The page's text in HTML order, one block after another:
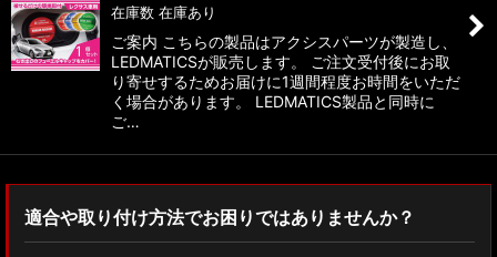
在庫数 在庫あり
ご案内 こちらの製品はアクシスパーツが製造し、
LEDMATICSが販売します。 ご注文受付後にお取
り寄せするためお届けに1週間程度お時間をいただ
く場合があります。 LEDMATICS製品と同時に
ご…
適合や取り付け方法でお困りではありませんか？